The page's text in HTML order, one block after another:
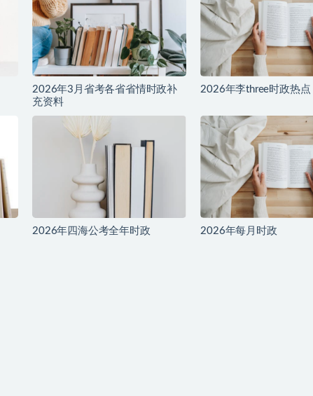
2026年3月省考各省省情时政补
充资料
2026年李three时政热点
2026年四海公考全年时政 2026年每月时政